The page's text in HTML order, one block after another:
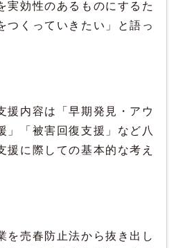
実効性のあるものにするた
つくっていきたい」と語っ
内容は「早期発見・アウ
」「被害回復支援」など八
援に際しての基本的な考え
売春防止法から抜き出し